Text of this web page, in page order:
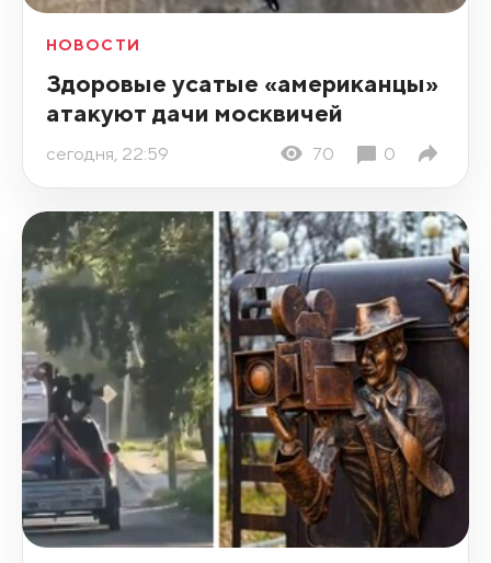
НОВОСТИ
Здоровые усатые «американцы»
атакуют дачи москвичей
сегодня, 22:59 70 0